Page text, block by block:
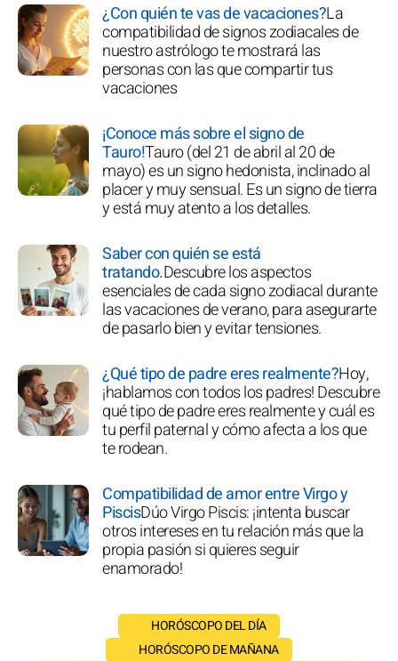
¿Con quién te vas de vacaciones?La
compatibilidad de signos zodiacales de
nuestro astrólogo te mostrará las
personas con las que compartir tus
vacaciones
¡Conoce más sobre el signo de
Tauro!Tauro (del 21 de abril al 20 de
mayo) es un signo hedonista, inclinado al
placer y muy sensual. Es un signo de tierra
y está muy atento a los detalles.
Saber con quién se está
tratando.Descubre los aspectos
esenciales de cada signo zodiacal durante
las vacaciones de verano, para asegurarte
de pasarlo bien y evitar tensiones.
¿Qué tipo de padre eres realmente?Hoy,
¡hablamos con todos los padres! Descubre
qué tipo de padre eres realmente y cuál es
tu perfil paternal y cómo afecta a los que
te rodean.
Compatibilidad de amor entre Virgo y
PiscisDúo Virgo Piscis: ¡intenta buscar
otros intereses en tu relación más que la
propia pasión si quieres seguir
enamorado!
HORÓSCOPO DEL DÍA
HORÓSCOPO DE MAÑANA